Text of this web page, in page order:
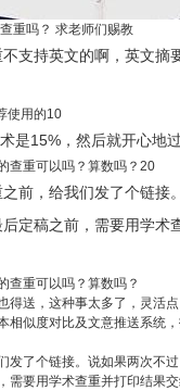
重吗？ 求老师们赐教
支持英文的啊，英文摘
使用的10
是15%，然后就开心地
查重可以吗？算数吗？20
前，给我们发了个链接
定稿之前，需要用学
查重可以吗？算数吗？
送，这种事太多了，灵活点
似度对比及文意推送系
了个链接。说如果两次不过
要用学术查重并打印结果